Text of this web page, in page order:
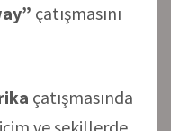
çatışmasını
çatışmasında